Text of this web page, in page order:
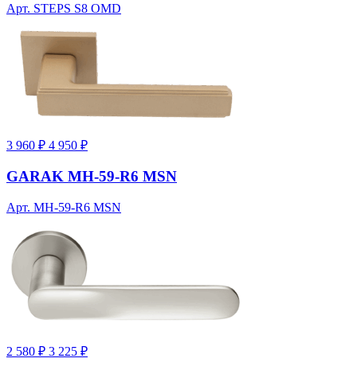
Арт. STEPS S8 OMD
3 960 ₽ 4 950 ₽
GARAK MH-59-R6 MSN
Арт. MH-59-R6 MSN
2 580 ₽ 3 225 ₽